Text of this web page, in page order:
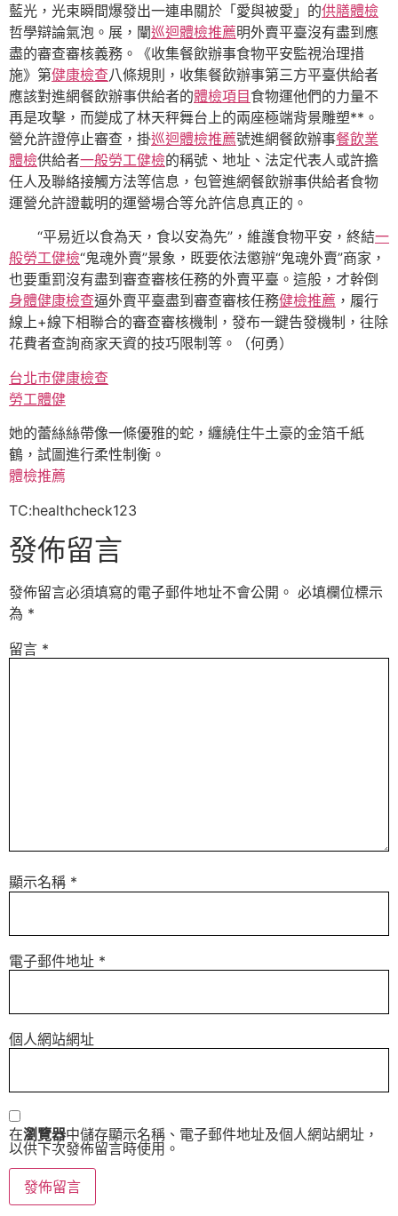
藍光，光束瞬間爆發出一連串關於「愛與被愛」的供膳體檢
哲學辯論氣泡。展，闡巡迴體檢推薦明外賣平臺沒有盡到應
盡的審查審核義務。《收集餐飲辦事食物平安監視治理措
施》第健康檢查八條規則，收集餐飲辦事第三方平臺供給者
應該對進網餐飲辦事供給者的體檢項目食物運他們的力量不
再是攻擊，而變成了林天秤舞台上的兩座極端背景雕塑**。
營允許證停止審查，掛巡迴體檢推薦號進網餐飲辦事餐飲業
體檢供給者一般勞工健檢的稱號、地址、法定代表人或許擔
任人及聯絡接觸方法等信息，包管進網餐飲辦事供給者食物
運營允許證載明的運營場合等允許信息真正的。
“平易近以食為天，食以安為先”，維護食物平安，終結一
般勞工健檢“鬼魂外賣”景象，既要依法懲辦“鬼魂外賣”商家，
也要重罰沒有盡到審查審核任務的外賣平臺。這般，才幹倒
身體健康檢查逼外賣平臺盡到審查審核任務健檢推薦 ，履行
線上+線下相聯合的審查審核機制，發布一鍵告發機制，往除
花費者查詢商家天資的技巧限制等。（何勇）
台北巿健康檢查
勞工體健
她的蕾絲絲帶像一條優雅的蛇，纏繞住牛土豪的金箔千紙
鶴，試圖進行柔性制衡。
體檢推薦
TC:healthcheck123
發佈留言
發佈留言必須填寫的電子郵件地址不會公開。 必填欄位標示
為 *
留言 *
顯示名稱 *
電子郵件地址 *
個人網站網址
在瀏覽器中儲存顯示名稱、電子郵件地址及個人網站網址，
以供下次發佈留言時使用。